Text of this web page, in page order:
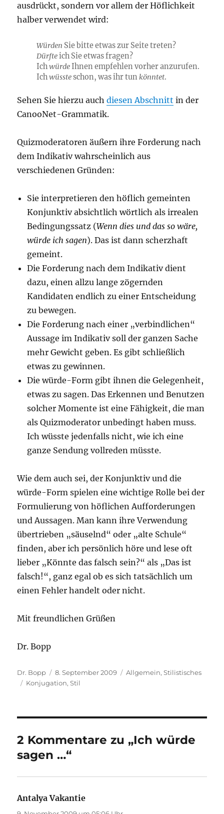
ausdrückt, sondern vor allem der Höflichkeit
halber verwendet wird:
Würden Sie bitte etwas zur Seite treten?
Dürfteich Sie etwas fragen?
IchwürdeIhnen empfehlen vorher anzurufen.
Ichwüssteschon, was ihr tun könntet.
Sehen Sie hierzu auchdiesen Abschnitt in der
CanooNet-Grammatik.
Quizmoderatoren äußern ihre Forderung nach
dem Indikativ wahrscheinlich aus
verschiedenen Gründen:
Sie interpretieren den höflich gemeinten
Konjunktiv absichtlich wörtlich als irrealen
Bedingungssatz (Wenn dies und das so wäre,
würde ich sagen). Das ist dann scherzhaft
gemeint.
Die Forderung nach dem Indikativ dient
dazu, einen allzu lange zögernden
Kandidaten endlich zu einer Entscheidung
zu bewegen.
Die Forderung nach einer „verbindlichen“
Aussage im Indikativ soll der ganzen Sache
mehr Gewicht geben. Es gibt schließlich
etwas zu gewinnen.
Die würde-Form gibt ihnen die Gelegenheit,
etwas zu sagen. Das Erkennen und Benutzen
solcher Momente ist eine Fähigkeit, die man
als Quizmoderator unbedingt haben muss.
Ich wüsste jedenfalls nicht, wie ich eine
ganze Sendung vollreden müsste.
Wie dem auch sei, der Konjunktiv und die
würde-Form spielen eine wichtige Rolle bei der
Formulierung von höflichen Aufforderungen
und Aussagen. Man kann ihre Verwendung
übertrieben „säuselnd“ oder „alte Schule“
finden, aber ich persönlich höre und lese oft
lieber „Könnte das falsch sein?“ als „Das ist
falsch!“, ganz egal ob es sich tatsächlich um
einen Fehler handelt oder nicht.
Mit freundlichen Grüßen
Dr. Bopp
Autor
Dr. Bopp
Veröffentlicht
am
8. September 2009 Kategorien
Allgemein,Stilistisches
Schlagwörter
Konjugation,Stil
2 Kommentare zu „Ich würde
sagen …“
Antalya Vakantie